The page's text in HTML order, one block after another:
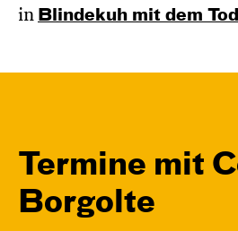
in Blinde­kuh mit dem Tod
Termine mit
Borgolte